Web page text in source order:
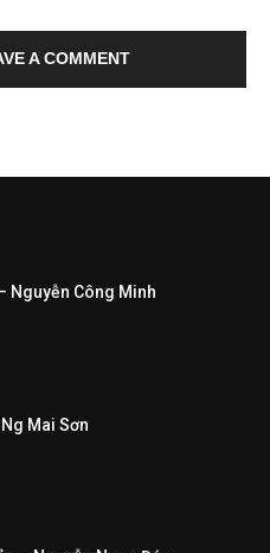
A COMMENT
Nguyễn Công Minh
Ng Mai Sơn